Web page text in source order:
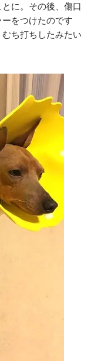
に。その後、傷口
をつけたのです
ち打ちしたみたい